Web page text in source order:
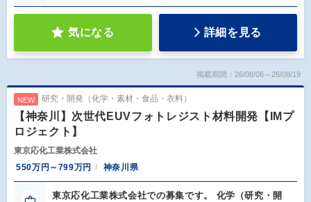
気になる 詳細を見る
掲載期間：26/08/06～26/08/19
NEW 研究・開発（化学・素材・食品・衣料）
【神奈川】次世代EUVフォトレジスト材料開発【IMプ
ロジェクト】
東京応化工業株式会社
550万円～799万円
神奈川県
東京応化工業株式会社での募集です。 化学（研究・開